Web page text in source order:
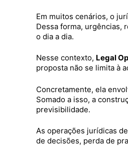
Em muitos cenários, o
Dessa forma, urgências,
o dia a dia.
Nesse contexto, Legal
proposta não se limita à
Concretamente, ela
Somado a isso, a
previsibilidade.
As operações jurídicas
de decisões, perda de